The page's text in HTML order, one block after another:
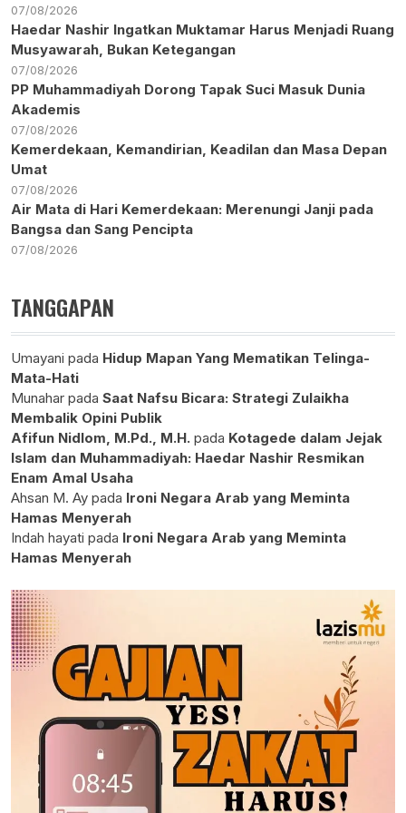
07/08/2026
Haedar Nashir Ingatkan Muktamar Harus Menjadi Ruang
Musyawarah, Bukan Ketegangan
07/08/2026
PP Muhammadiyah Dorong Tapak Suci Masuk Dunia
Akademis
07/08/2026
Kemerdekaan, Kemandirian, Keadilan dan Masa Depan
Umat
07/08/2026
Air Mata di Hari Kemerdekaan: Merenungi Janji pada
Bangsa dan Sang Pencipta
07/08/2026
TANGGAPAN
Umayani pada Hidup Mapan Yang Mematikan Telinga-
Mata-Hati
Munahar pada Saat Nafsu Bicara: Strategi Zulaikha
Membalik Opini Publik
Afifun Nidlom, M.Pd., M.H. pada Kotagede dalam Jejak
Islam dan Muhammadiyah: Haedar Nashir Resmikan
Enam Amal Usaha
Ahsan M. Ay pada Ironi Negara Arab yang Meminta
Hamas Menyerah
Indah hayati pada Ironi Negara Arab yang Meminta
Hamas Menyerah